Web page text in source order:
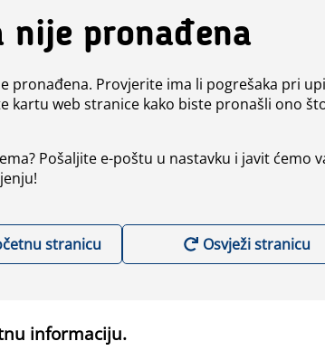
nije pronađena
pronađena. Provjerite ima li pogrešaka pri
kartu web stranice kako biste pronašli ono
Pošaljite e-poštu u nastavku i javit ćemo
stranicu Osvježi stranicu
informaciju.